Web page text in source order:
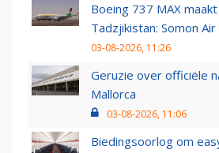
Boeing 737 MAX
Tadzjikistan: Somon
03-08-2026, 11:26
Geruzie over officiële
Mallorca
03-08-2026, 11:06
Biedingsoorlog om